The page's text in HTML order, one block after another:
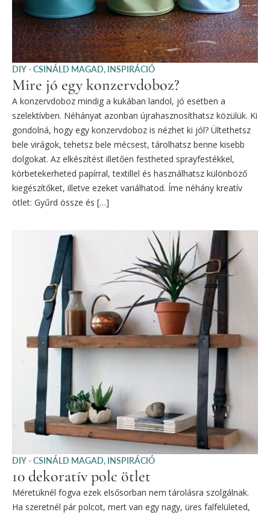
DIY - CSINÁLD MAGAD, INSPIRÁCIÓ
Mire jó egy konzervdoboz?
A konzervdoboz mindig a kukában landol, jó esetben a
szelektívben. Néhányat azonban újrahasznosíthatsz közülük. Ki
gondolná, hogy egy konzervdoboz is nézhet ki jól? Ültethetsz
bele virágok, tehetsz bele mécsest, tárolhatsz benne kisebb
dolgokat. Az elkészítést illetően festheted sprayfestékkel,
körbetekerheted papírral, textillel és használhatsz különböző
kiegészítőket, illetve ezeket variálhatod. Íme néhány kreatív
ötlet: Gyűrd össze és […]
DIY - CSINÁLD MAGAD, INSPIRÁCIÓ
10 dekoratív polc ötlet
Méretüknél fogva ezek elsősorban nem tárolásra szolgálnak.
Ha szeretnél pár polcot, mert van egy nagy, üres falfelületed,